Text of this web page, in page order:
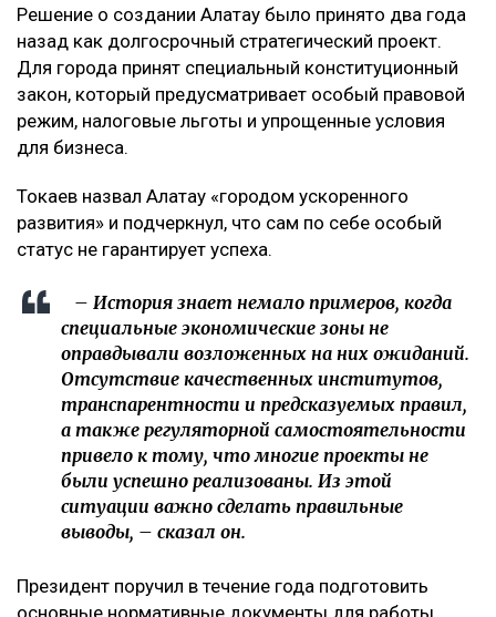
Решение о создании Алатау было принято два года
назад как долгосрочный стратегический проект.
Для города принят специальный конституционный
закон, который предусматривает особый правовой
режим, налоговые льготы и упрощенные условия
для бизнеса.
Токаев назвал Алатау «городом ускоренного
развития» и подчеркнул, что сам по себе особый
статус не гарантирует успеха.
– История знает немало примеров, когда
специальные экономические зоны не
оправдывали возложенных на них ожиданий.
Отсутствие качественных институтов,
транспарентности и предсказуемых правил,
а также регуляторной самостоятельности
привело к тому, что многие проекты не
были успешно реализованы. Из этой
ситуации важно сделать правильные
выводы, – сказал он.
Президент поручил в течение года подготовить